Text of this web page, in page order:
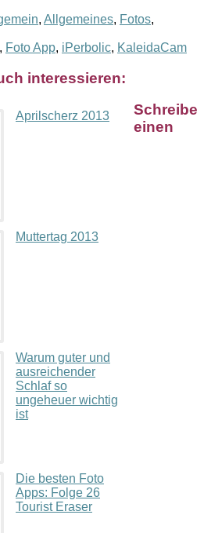
, Allgemeines, Fotos,
, Foto App, iPerbolic, KaleidaCam
interessieren:
Aprilscherz 2013
Muttertag 2013
Warum guter und
ausreichender
Schlaf so
ungeheuer wichtig
ist
Die besten Foto
Apps: Folge 26
Tourist Eraser
Schreibe
einen